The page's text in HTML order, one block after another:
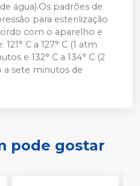
água).Os padrões de
para esterilização
com o aparelho e
C a 127° C (1 atm
e 132° C a 134° C (2
sete minutos de
pode gostar